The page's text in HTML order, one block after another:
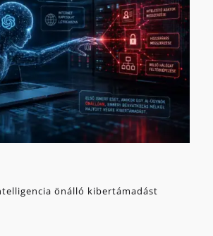
önálló kibertámadást